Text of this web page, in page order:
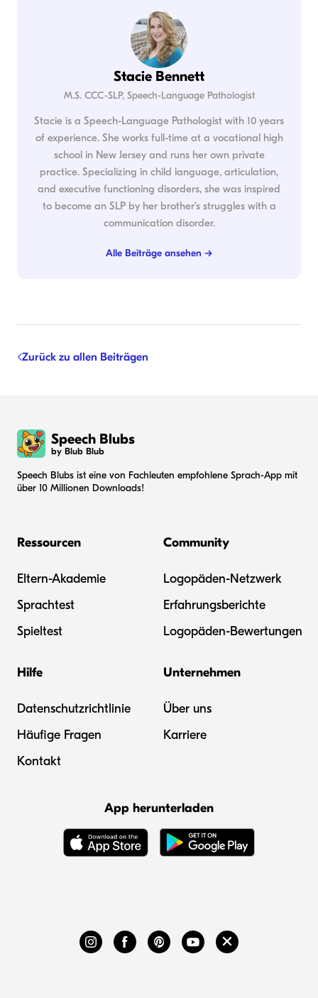
Stacie Bennett
M.S. CCC-SLP, Speech-Language Pathologist
Stacie is a Speech-Language Pathologist with 10 years
of experience. She works full-time at a vocational high
school in New Jersey and runs her own private
practice. Specializing in child language, articulation,
and executive functioning disorders, she was inspired
to become an SLP by her brother's struggles with a
communication disorder.
Alle Beiträge ansehen →
Zurück zu allen Beiträgen
Speech Blubs
by Blub Blub
Speech Blubs ist eine von Fachleuten empfohlene Sprach-App mit
über 10 Millionen Downloads!
Ressourcen
Eltern-Akademie
Sprachtest
Spieltest
Community
Logopäden-Netzwerk
Erfahrungsberichte
Logopäden-Bewertungen
Hilfe
Datenschutzrichtlinie
Häufige Fragen
Kontakt
Unternehmen
Über uns
Karriere
App herunterladen